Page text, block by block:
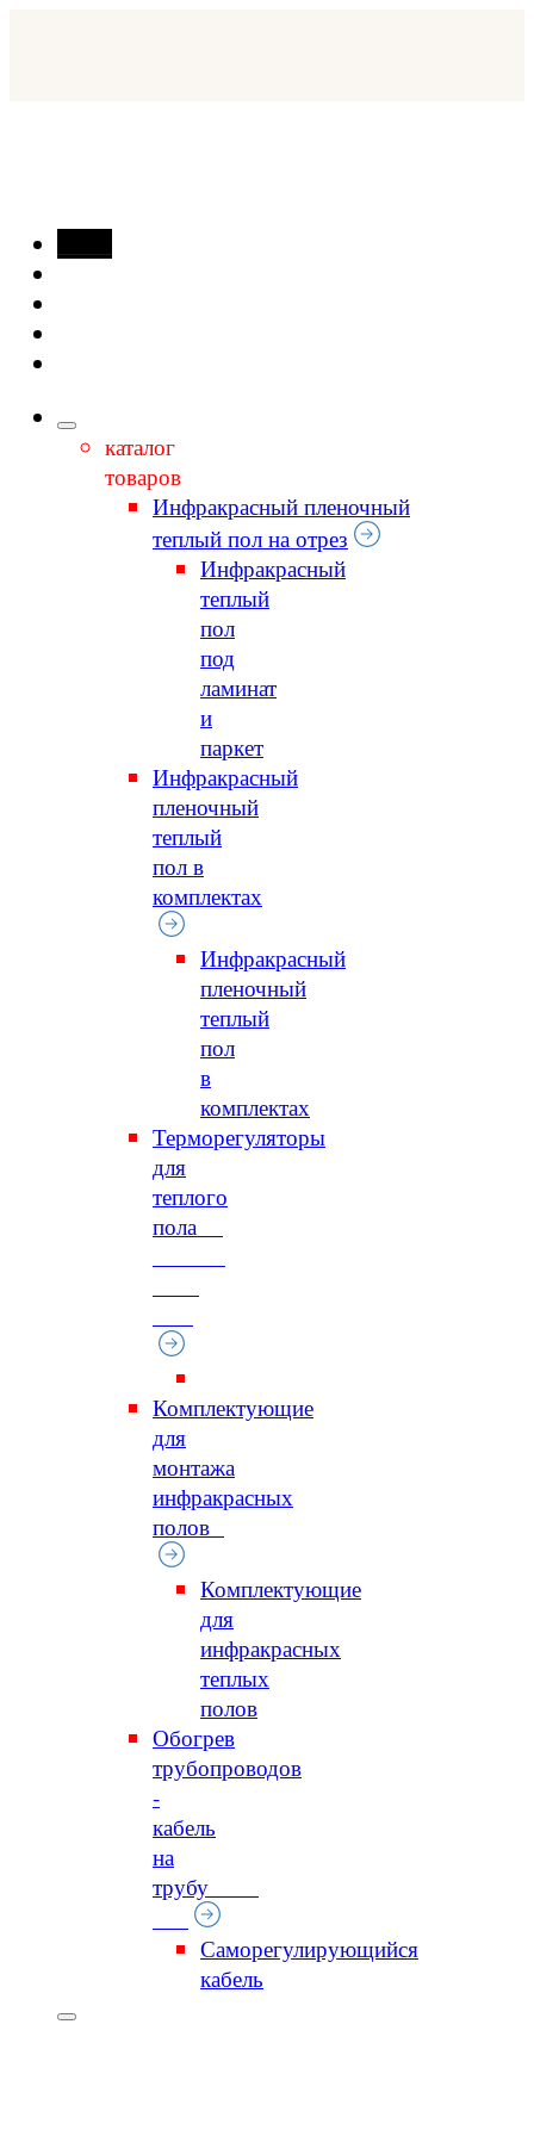
каталог
товаров
Инфракрасный пленочный
теплый пол на отрез
Инфракрасный
теплый
пол
под
ламинат
и
паркет
Инфракрасный
пленочный
теплый
пол в
комплектах
Инфракрасный
пленочный
теплый
пол
в
комплектах
Терморегуляторы
для
теплого
пола
Комплектующие
для
монтажа
инфракрасных
полов
Комплектующие
для
инфракрасных
теплых
полов
Обогрев
трубопроводов
-
кабель
на
трубу
Саморегулирующийся
кабель